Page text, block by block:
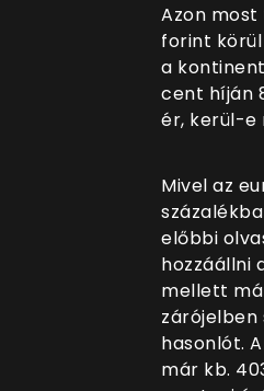
Azon
forint körül
a
cent híján
ér, kerül-e
Mivel az
előbbi
hozzáállni
mellett
hasonlót.
már kb.